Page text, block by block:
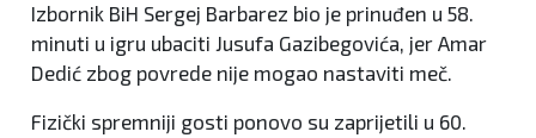
Izbornik BiH Sergej Barbarez bio je prinuđen u 58.
minuti u igru ubaciti Jusufa Gazibegovića, jer Amar
Dedić zbog povrede nije mogao nastaviti meč.
Fizički spremniji gosti ponovo su zaprijetili u 60.